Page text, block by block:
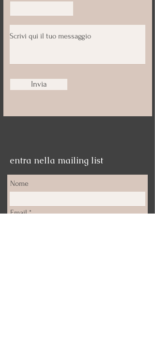
Invia
entra nella mailing list
Nome
Email